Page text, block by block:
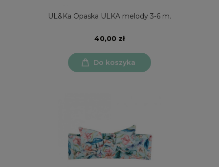
UL&Ka Opaska ULKA melody 3-6 m.
40,00 zł
Do koszyka